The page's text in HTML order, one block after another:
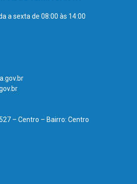
a sexta de 08:00 às 14:00
– Centro – Bairro: Centro